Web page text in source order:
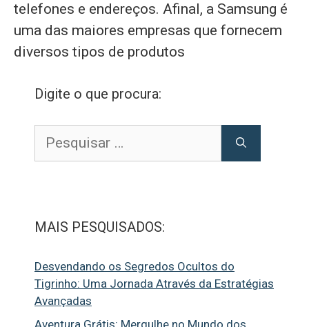
telefones e endereços. Afinal, a Samsung é
uma das maiores empresas que fornecem
diversos tipos de produtos
Digite o que procura:
por:
MAIS PESQUISADOS:
Desvendando os Segredos Ocultos do
Tigrinho: Uma Jornada Através da Estratégias
Avançadas
Aventura Grátis: Mergulhe no Mundo dos